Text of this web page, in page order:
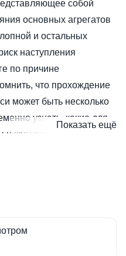
собой
основных агрегатов
и остальных
наступления
по причине
что прохождение
может быть несколько
узнать, какие для
как часто следует
Показать ещё